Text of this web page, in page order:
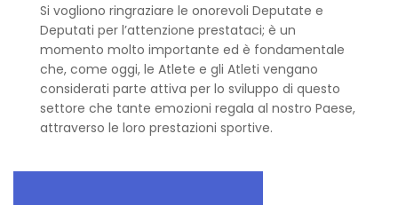
Si vogliono ringraziare le onorevoli Deputate e
Deputati per l’attenzione prestataci; è un
momento molto importante ed è fondamentale
che, come oggi, le Atlete e gli Atleti vengano
considerati parte attiva per lo sviluppo di questo
settore che tante emozioni regala al nostro Paese,
attraverso le loro prestazioni sportive.